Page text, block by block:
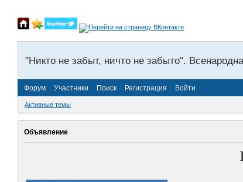
"Никто не забыт, ничто не забыто".
Форум Участники Поиск Регистрация Войти
Активные темы
Объявление